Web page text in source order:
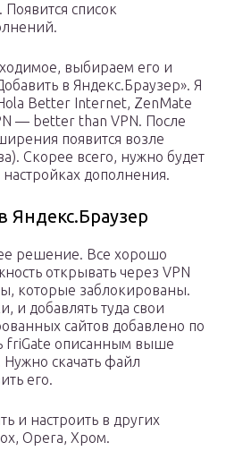
список
выбираем его и
в Яндекс.Браузер». Я
Better Internet, ZenMate
— better than VPN. После
появится возле
Скорее всего, нужно будет
настройках дополнения.
Яндекс.Браузер
решение. Все хорошо
открывать через VPN
которые заблокированы.
и добавлять туда свои
сайтов добавлено по
friGate описанным выше
Нужно скачать файл
его.
и настроить в других
Opera, Хром.